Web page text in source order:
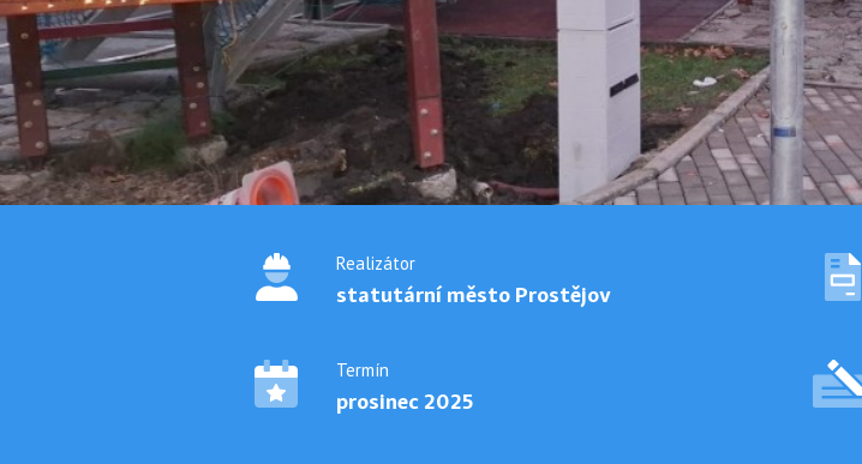
Realizátor
statutární město Prostějov
Termín
prosinec 2025